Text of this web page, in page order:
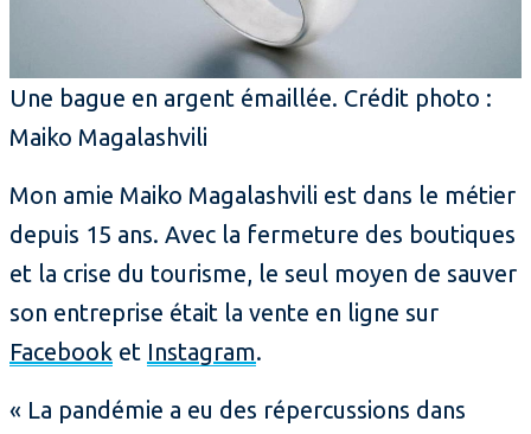
Une bague en argent émaillée. Crédit photo :
Maiko Magalashvili
Mon amie Maiko Magalashvili est dans le métier
depuis 15 ans. Avec la fermeture des boutiques
et la crise du tourisme, le seul moyen de sauver
son entreprise était la vente en ligne sur
Facebook et Instagram.
« La pandémie a eu des répercussions dans